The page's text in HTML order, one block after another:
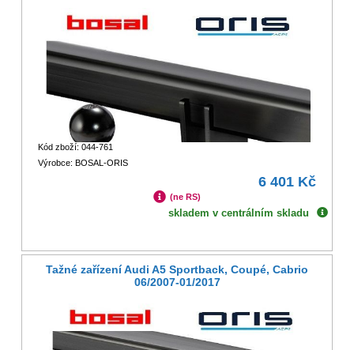
Kód zboží: 044-761
Výrobce: BOSAL-ORIS
6 401 Kč
(ne RS)
skladem v centrálním skladu
Tažné zařízení Audi A5 Sportback, Coupé, Cabrio
06/2007-01/2017